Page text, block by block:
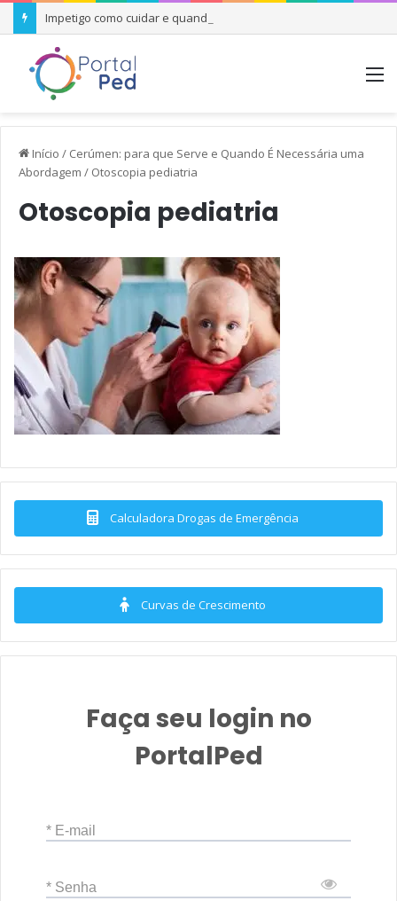
Impetigo como cuidar e quando se preocupar
Início / Cerúmen: para que Serve e Quando É Necessária uma
Abordagem / Otoscopia pediatria
Otoscopia pediatria
Calculadora Drogas de Emergência
Curvas de Crescimento
Faça seu login no
PortalPed
* E-mail
* Senha